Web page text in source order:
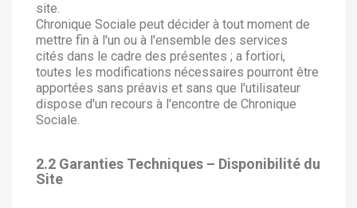
site.
Chronique Sociale peut décider à tout moment de
mettre fin à l'un ou à l'ensemble des services
cités dans le cadre des présentes ; a fortiori,
toutes les modifications nécessaires pourront être
apportées sans préavis et sans que l'utilisateur
dispose d'un recours à l'encontre de Chronique
Sociale.
2.2 Garanties Techniques – Disponibilité du
Site